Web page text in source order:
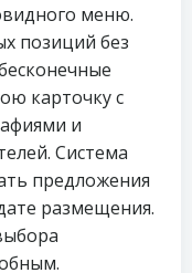
меню.
позиций без
карточку с
и
Система
предложения
размещения.